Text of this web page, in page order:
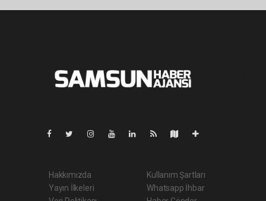
Hakkımızda
Yayın İlkeleri
Kullanım Şartları
Whatsapp İhbar